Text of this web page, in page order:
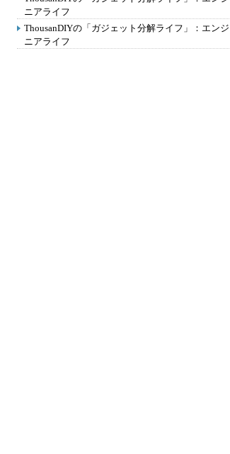
ニアライフ
ThousanDIYの「ガジェット分解ライフ」：エンジ
ニアライフ